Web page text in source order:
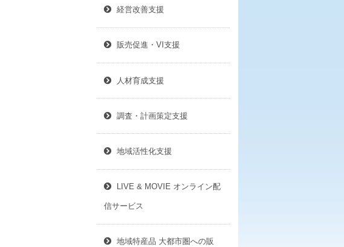
経営改善支援
販売促進・VI支援
人材育成支援
調査・計画策定支援
地域活性化支援
LIVE & MOVIE オンライン配
信サービス
地域特産品 大都市圏への販